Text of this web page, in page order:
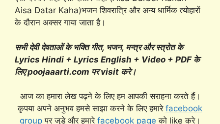
Aisa Datar Kaha)भजन शिवरात्रि और अन्य धार्मिक त्योहारों
के दौरान अक्सर गाया जाता है।
सभी देवी देवताओं के भक्ति गीत, भजन, मन्त्र और स्त्रोत के
Lyrics Hindi + Lyrics English + Video + PDF के
लिए poojaaarti.com पर visit करे।
आज का हमारा लेख पढ़ने के लिए हम आपकी सराहना करते हैं।
कृपया अपने अनुभव हमसे साझा करने के लिए हमारे facebook
group पर जुड़े और हमारे facebook page को like करे।